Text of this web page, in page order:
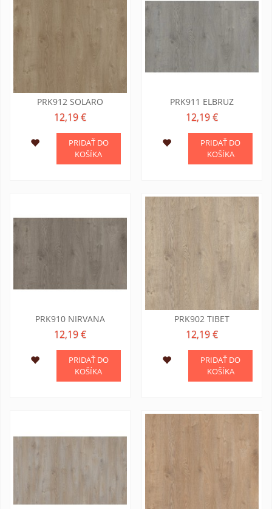
PRK912 SOLARO
12,19 €
PRIDAŤ DO
KOŠÍKA
PRK911 ELBRUZ
12,19 €
PRIDAŤ DO
KOŠÍKA
PRK910 NIRVANA
12,19 €
PRIDAŤ DO
KOŠÍKA
PRK902 TIBET
12,19 €
PRIDAŤ DO
KOŠÍKA